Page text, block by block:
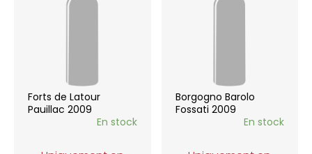
Forts de Latour
Pauillac 2009
En stock
Borgogno Barolo
Fossati 2009
En stock